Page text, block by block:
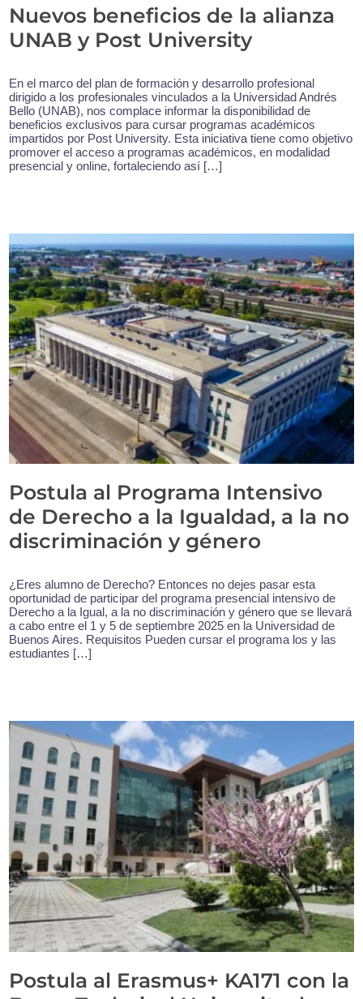
Nuevos beneficios de la alianza
UNAB y Post University
En el marco del plan de formación y desarrollo profesional
dirigido a los profesionales vinculados a la Universidad Andrés
Bello (UNAB), nos complace informar la disponibilidad de
beneficios exclusivos para cursar programas académicos
impartidos por Post University. Esta iniciativa tiene como objetivo
promover el acceso a programas académicos, en modalidad
presencial y online, fortaleciendo así […]
Postula al Programa Intensivo
de Derecho a la Igualdad, a la no
discriminación y género
¿Eres alumno de Derecho? Entonces no dejes pasar esta
oportunidad de participar del programa presencial intensivo de
Derecho a la Igual, a la no discriminación y género que se llevará
a cabo entre el 1 y 5 de septiembre 2025 en la Universidad de
Buenos Aires. Requisitos Pueden cursar el programa los y las
estudiantes […]
Postula al Erasmus+ KA171 con la